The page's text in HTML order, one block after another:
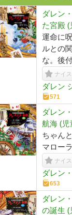
ダレン
た宮殿 (
運命に
ルとの
な。後
ナイス
ダレン
571
ダレン
航海 (児
ちゃん
マロー
ナイス
ダレン
653
ダレン
の誕生 (